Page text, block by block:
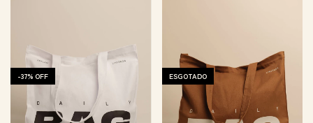
-37% OFF ESGOTADO